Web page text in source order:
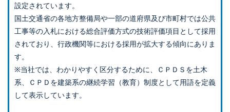
設定されています。
国土交通省の各地方整備局や一部の道府県及び市町村では公共
工事等の入札における総合評価方式の技術評価項目として採用
されており、行政機関等における採用が拡大する傾向にありま
す。
※当社では、わかりやすく区分するために、ＣＰＤＳを土木
系、ＣＰＤを建築系の継続学習（教育）制度として用語を定義
して表示しています。